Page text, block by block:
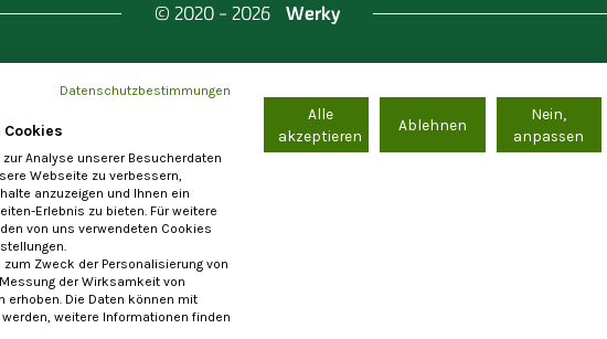
© 2020 - 2026 Werky
Berlin & Investitionsbank Berlin
Einstellungen Allgemeine Nutzungsbedingungen
Die Registrierung als Anbieter von Waren und Leistungen steht ausschließlich
im Sinne von § 14 BGB zur Verfügung. Ein Vertragsschluss mit Verbrauchern
Datenschutzbestimmungen
Cookies
Analyse unserer Besucherdaten
Webseite zu verbessern,
anzuzeigen und Ihnen ein
Erlebnis zu bieten. Für weitere
von uns verwendeten Cookies
zum Zweck der Personalisierung von
der Wirksamkeit von
erhoben. Die Daten können mit
werden, weitere Informationen finden
Alle
akzeptieren
Ablehnen
Nein,
anpassen